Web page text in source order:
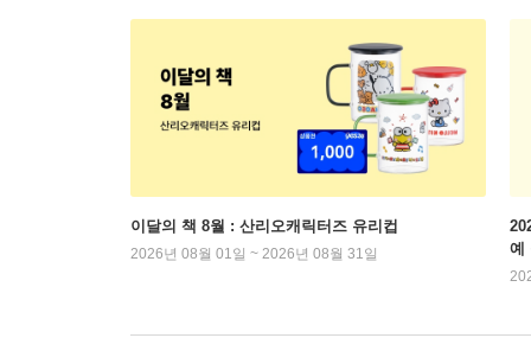
이달의 책 8월 : 산리오캐릭터즈 유리컵
2026년 08월 01일 ~ 2026년 08월 31일
예